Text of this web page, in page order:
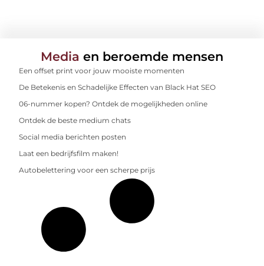
Media en beroemde mensen
Een offset print voor jouw mooiste momenten
De Betekenis en Schadelijke Effecten van Black Hat SEO
06-nummer kopen? Ontdek de mogelijkheden online
Ontdek de beste medium chats
Social media berichten posten
Laat een bedrijfsfilm maken!
Autobelettering voor een scherpe prijs